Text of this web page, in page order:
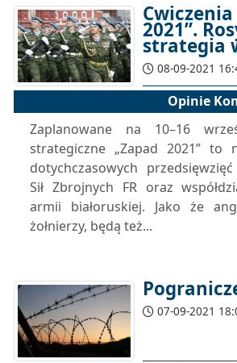
Ćwiczenia
2021”.
strategia
08-09-2021
Opinie
Zaplanowane na 10–16
strategiczne „Zapad 2021” to
dotychczasowych
Sił Zbrojnych FR oraz
armii białoruskiej. Jako że
żołnierzy, będą też...
07-09-2021